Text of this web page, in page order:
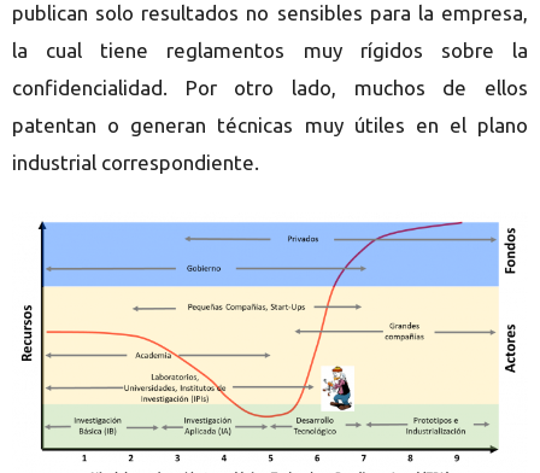
publican solo resultados no sensibles para la empresa,
la cual tiene reglamentos muy rígidos sobre la
confidencialidad. Por otro lado, muchos de ellos
patentan o generan técnicas muy útiles en el plano
industrial correspondiente.